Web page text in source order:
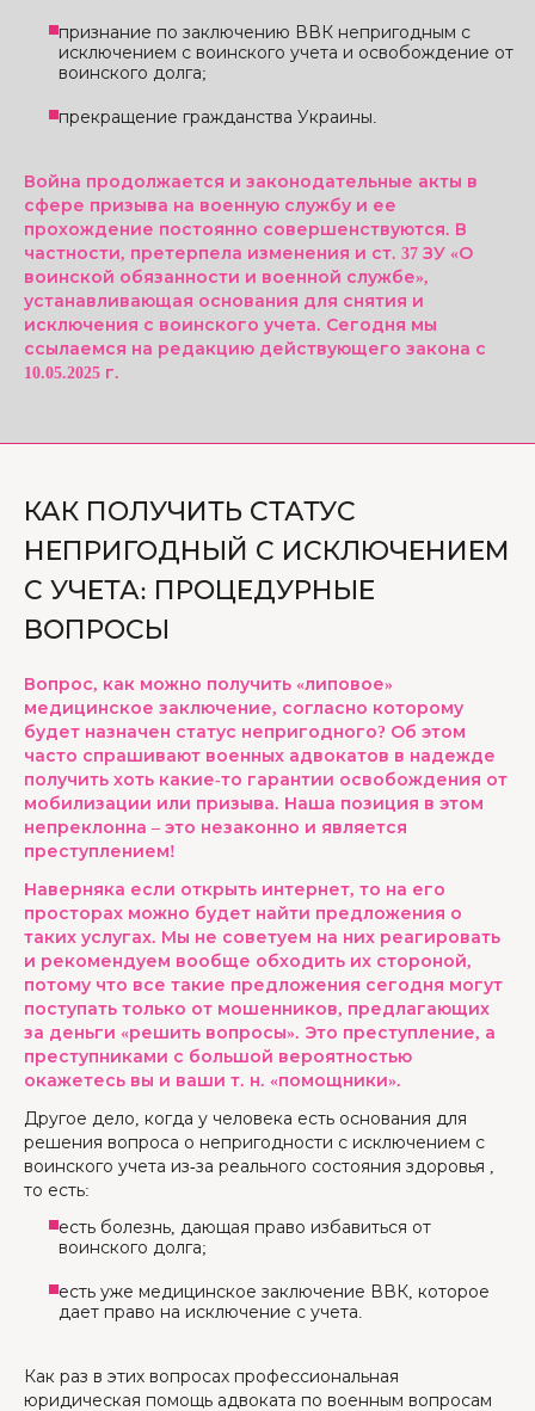
признание по заключению ВВК непригодным с
исключением с воинского учета и освобождение от
воинского долга;
прекращение гражданства Украины.
Война продолжается и законодательные акты в
сфере призыва на военную службу и ее
прохождение постоянно совершенствуются. В
частности, претерпела изменения и ст. 37 ЗУ «О
воинской обязанности и военной службе»,
устанавливающая основания для снятия и
исключения с воинского учета. Сегодня мы
ссылаемся на редакцию действующего закона с
10.05.2025 г.
КАК ПОЛУЧИТЬ СТАТУС
НЕПРИГОДНЫЙ С ИСКЛЮЧЕНИЕМ
С УЧЕТА: ПРОЦЕДУРНЫЕ
ВОПРОСЫ
Вопрос, как можно получить «липовое»
медицинское заключение, согласно которому
будет назначен статус непригодного? Об этом
часто спрашивают военных адвокатов в надежде
получить хоть какие-то гарантии освобождения от
мобилизации или призыва. Наша позиция в этом
непреклонна – это незаконно и является
преступлением!
Наверняка если открыть интернет, то на его
просторах можно будет найти предложения о
таких услугах. Мы не советуем на них реагировать
и рекомендуем вообще обходить их стороной,
потому что все такие предложения сегодня могут
поступать только от мошенников, предлагающих
за деньги «решить вопросы». Это преступление, а
преступниками с большой вероятностью
окажетесь вы и ваши т. н. «помощники».
Другое дело, когда у человека есть основания для
решения вопроса о непригодности с исключением с
воинского учета из-за реального состояния здоровья ,
то есть:
есть болезнь, дающая право избавиться от
воинского долга;
есть уже медицинское заключение ВВК, которое
дает право на исключение с учета.
Как раз в этих вопросах профессиональная
юридическая помощь адвоката по военным вопросам